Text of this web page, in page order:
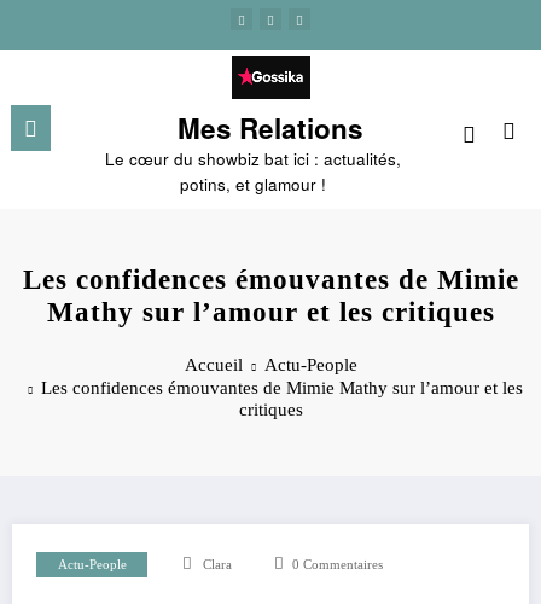
contenu
Mes Relations
Le cœur du showbiz bat ici : actualités,
potins, et glamour !
Les confidences émouvantes de Mimie
Mathy sur l’amour et les critiques
Accueil
Actu-People
Les confidences émouvantes de Mimie Mathy sur l’amour et les
critiques
Actu-People Clara 0 Commentaires